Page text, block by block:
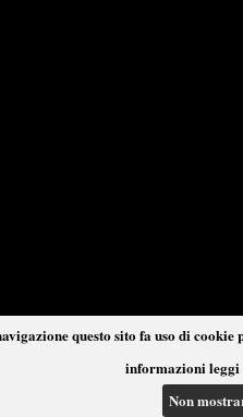
questo sito fa uso di
informazioni leggi
Non